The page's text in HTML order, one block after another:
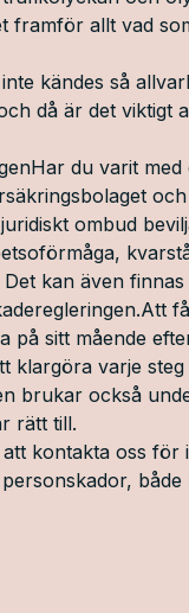
framför allt vad
kändes så
då är det viktigt
du varit
ombud
kan även
på sitt mående
varje steg
brukar också
rätt till.
kontakta oss för